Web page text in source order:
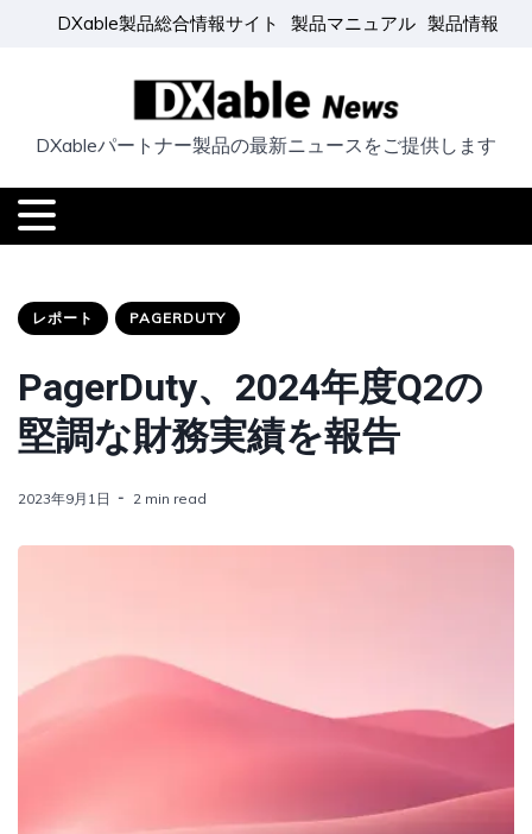
DXable製品総合情報サイト 製品マニュアル 製品情報
DXableパートナー製品の最新ニュースをご提供します
レポート PAGERDUTY
PagerDuty、2024年度Q2の
堅調な財務実績を報告
2023年9月1日 2 min read